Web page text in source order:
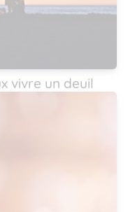
vivre un deuil